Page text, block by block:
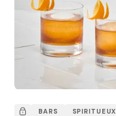
BARS SPIRITUEUX